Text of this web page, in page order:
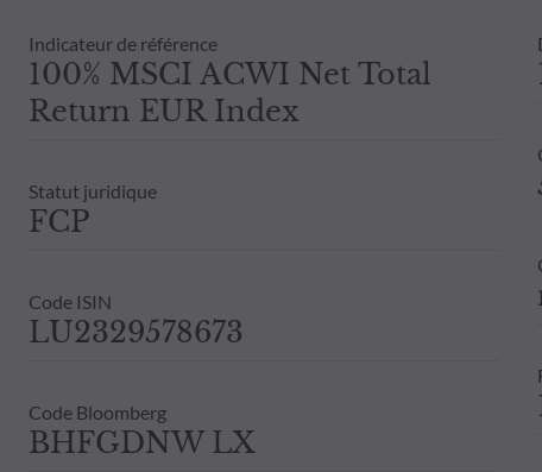
Indicateur de référence
100% MSCI ACWI Net Total
Return EUR Index
Statut juridique
FCP
Code ISIN
LU2329578673
Code Bloomberg
BHFGDNW LX